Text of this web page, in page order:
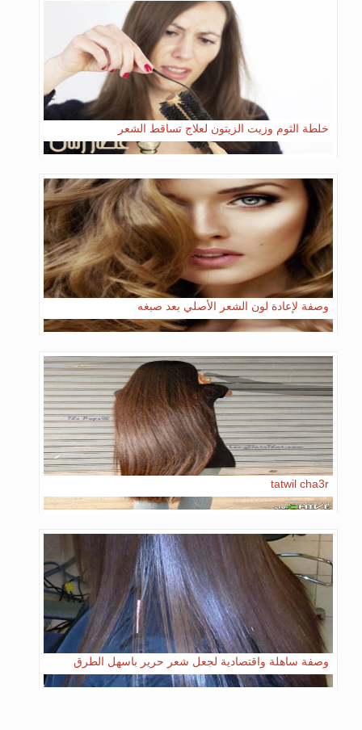
خلطة الثوم وزيت الزيتون لعلاج تساقط الشعر
وصفة لإعادة لون الشعر الأصلي بعد صبغه
tatwil cha3r
وصفة ساهلة واقتصادية لجعل شعر حرير باسهل الطرق